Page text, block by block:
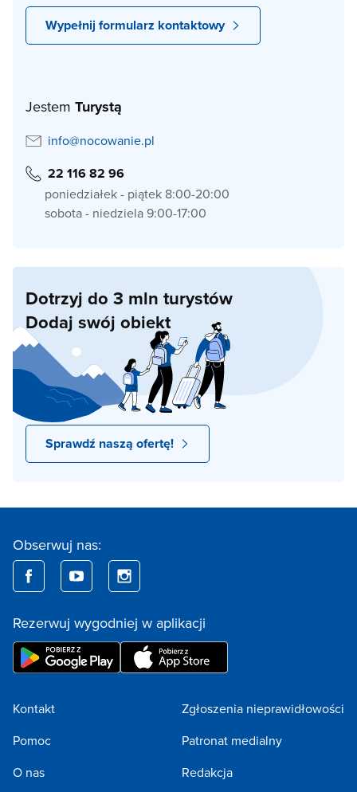
Wypełnij formularz kontaktowy
Jestem Turystą
info@nocowanie.pl
22 116 82 96
poniedziałek - piątek 8:00-20:00
sobota - niedziela 9:00-17:00
Dotrzyj do 3 mln turystów
Dodaj swój obiekt
Sprawdź naszą ofertę!
Obserwuj nas:
Rezerwuj wygodniej w aplikacji
Kontakt
Pomoc
O nas
Zgłoszenia nieprawidłowości
Patronat medialny
Redakcja